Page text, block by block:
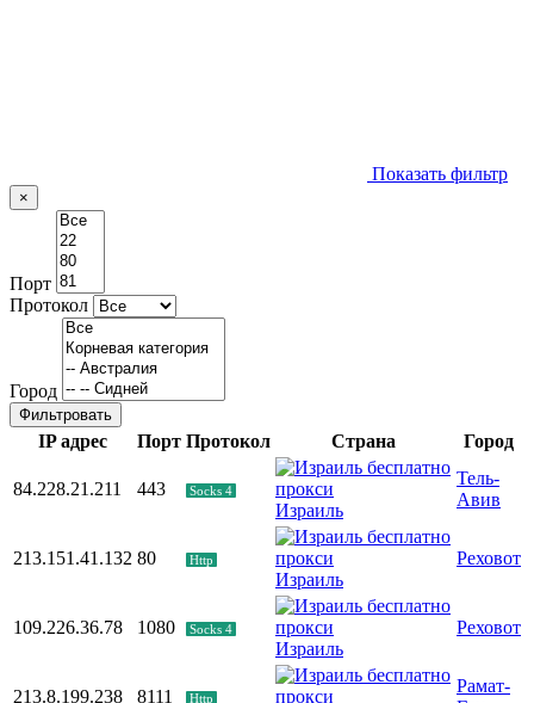
Показать фильтр
×
Порт
Протокол
Город
Фильтровать
IP адрес Порт Протокол Страна Город
84.228.21.211 443 Socks 4
Израиль
Тель-
Авив
213.151.41.132 80 Http
Израиль
Реховот
109.226.36.78 1080 Socks 4
Израиль
Реховот
213.8.199.238 8111 Http
Рамат-